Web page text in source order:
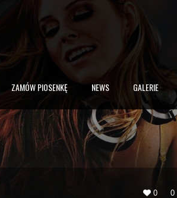
ZAMÓW PIOSENKĘ NEWS GALERIE
0 0